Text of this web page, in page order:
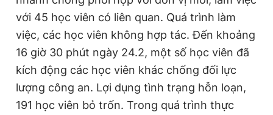
với 45 học viên có liên quan. Quá trình làm
việc, các học viên không hợp tác. Đến khoảng
16 giờ 30 phút ngày 24.2, một số học viên đã
kích động các học viên khác chống đối lực
lượng công an. Lợi dụng tình trạng hỗn loạn,
191 học viên bỏ trốn. Trong quá trình thực